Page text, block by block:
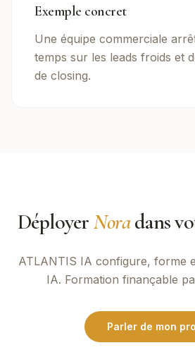
Exemple concret
Une équipe commerciale
temps sur les leads froids et
de closing.
DéployerNoradans
ATLANTIS IA configure, forme
IA. Formation finançable
Parler de mon